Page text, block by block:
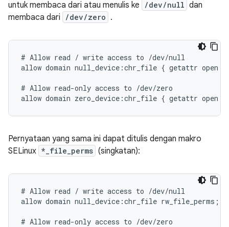
untuk membaca dari atau menulis ke /dev/null dan
membaca dari
/dev/zero .
# Allow read / write access to /dev/null
allow domain null_device:chr_file { getattr open
# Allow read-only access to /dev/zero
Pernyataan yang sama ini dapat ditulis dengan makro
SELinux *_file_perms (singkatan):
# Allow read / write access to /dev/null
allow domain null_device:chr_file rw_file_perms;
# Allow read-only access to /dev/zero